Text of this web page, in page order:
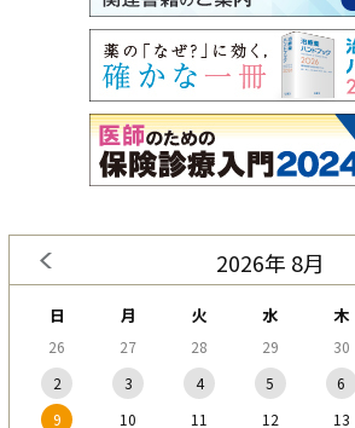
2026年 8月
日 月 火 水 木
26 27 28 29 30
2
3 4 5 6
9
10 11 12 13